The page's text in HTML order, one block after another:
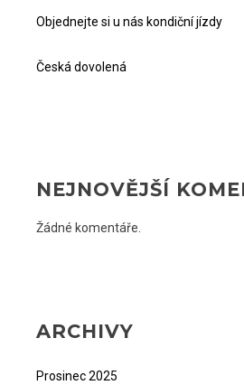
Objednejte si u nás kondiční jízdy
Česká dovolená
NEJNOVĚJŠÍ
Žádné komentáře.
ARCHIVY
Prosinec 2025